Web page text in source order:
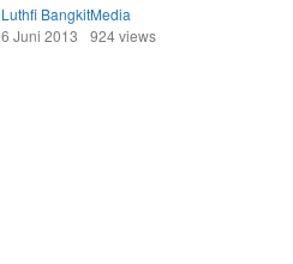
Luthfi BangkitMedia
6 Juni 2013
924 views